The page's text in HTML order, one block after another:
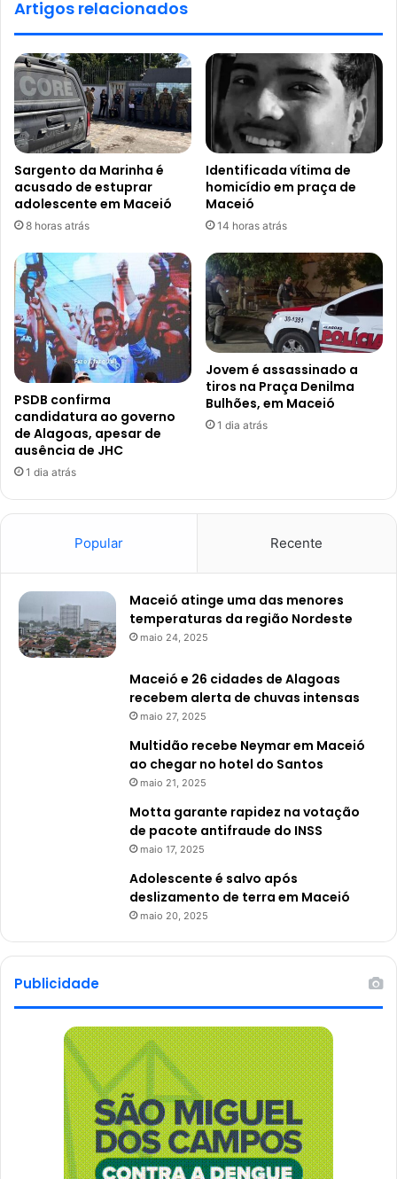
Artigos relacionados
Sargento da Marinha é
acusado de estuprar
adolescente em Maceió
8 horas atrás
Identificada vítima de
homicídio em praça de
Maceió
14 horas atrás
PSDB confirma
candidatura ao governo
de Alagoas, apesar de
ausência de JHC
1 dia atrás
Jovem é assassinado a
tiros na Praça Denilma
Bulhões, em Maceió
1 dia atrás
Popular Recente
Maceió atinge uma das menores
temperaturas da região Nordeste
maio 24, 2025
Maceió e 26 cidades de Alagoas
recebem alerta de chuvas intensas
maio 27, 2025
Multidão recebe Neymar em Maceió
ao chegar no hotel do Santos
maio 21, 2025
Motta garante rapidez na votação
de pacote antifraude do INSS
maio 17, 2025
Adolescente é salvo após
deslizamento de terra em Maceió
maio 20, 2025
Publicidade